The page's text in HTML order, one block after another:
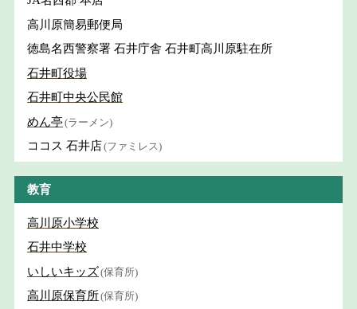
高川原簡易郵便局
徳島名西警察署 石井庁舎 石井町高川原駐在所
石井町役場
石井町中央公民館
めん亭(ラーメン)
ココス 石井店(ファミレス)
教育
高川原小学校
石井中学校
いしいキッズ(保育所)
高川原保育所(保育所)